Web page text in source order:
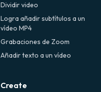
Dividir video
Logra añadir subtítulos a un
vídeo MP4
Grabaciones de Zoom
Añadir texto a un vídeo
Create